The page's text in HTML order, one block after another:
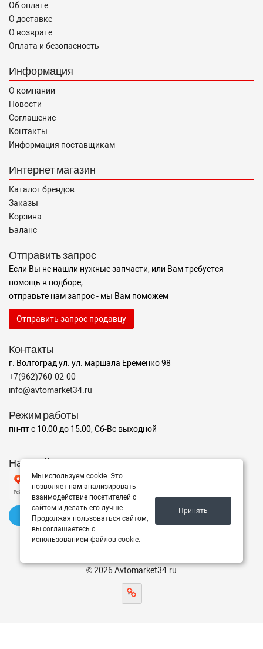
Об оплате
О доставке
О возврате
Оплата и безопасность
Информация
О компании
Новости
Соглашение
Контакты
Информация поставщикам
Интернет магазин
Каталог брендов
Заказы
Корзина
Баланс
Отправить запрос
Если Вы не нашли нужные запчасти, или Вам требуется
помощь в подборе,
отправьте нам запрос - мы Вам поможем
Отправить запрос продавцу
Контакты
г. Волгоград ул. ул. маршала Еременко 98
+7(962)760-02-00
info@avtomarket34.ru
Режим работы
пн-пт с 10:00 до 15:00, Сб-Вс выходной
Наш рейтинг на Яндексе
✍️ Оставить отзыв
© 2026 Avtomarket34.ru
Мы используем cookie. Это
позволяет нам анализировать
взаимодействие посетителей с
сайтом и делать его лучше.
Продолжая пользоваться сайтом,
вы соглашаетесь с
использованием файлов cookie.
Принять